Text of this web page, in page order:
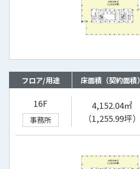
フロア/用途 床面積（契約面積）
16F
事務所
4,152.04㎡
（1,255.99坪）